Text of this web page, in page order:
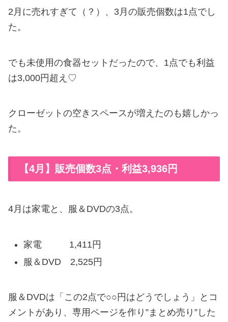
2月に売れすぎて（？）、3月の販売個数は1点でし
た。
でも未使用の食器セットだったので、1点でも利益
は3,000円超え♡
クローゼットの空きスペースが増えたのも嬉しかっ
た。
【4月】販売個数3点・利益3,936円
4月は家電と、服＆DVDの3点。
家電 1,411円
服＆DVD 2,525円
服＆DVDは「この2点で○○円はどうでしょう」とコ
メントがあり、専用ページを作り”まとめ売り”した